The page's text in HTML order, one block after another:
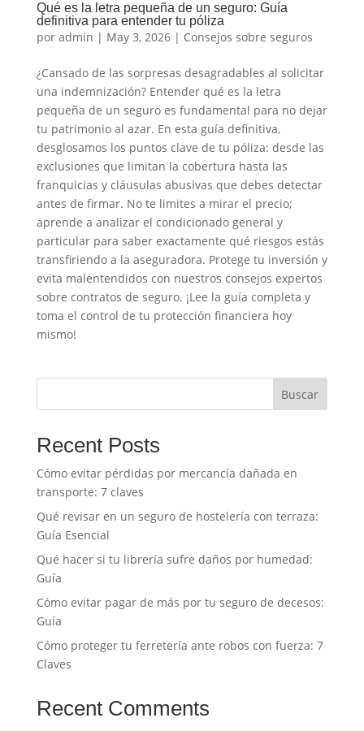
Qué es la letra pequeña de un seguro: Guía
definitiva para entender tu póliza
por admin | May 3, 2026| Consejos sobre seguros
¿Cansado de las sorpresas desagradables al solicitar
una indemnización? Entender qué es la letra
pequeña de un seguro es fundamental para no dejar
tu patrimonio al azar. En esta guía definitiva,
desglosamos los puntos clave de tu póliza: desde las
exclusiones que limitan la cobertura hasta las
franquicias y cláusulas abusivas que debes detectar
antes de firmar. No te limites a mirar el precio;
aprende a analizar el condicionado general y
particular para saber exactamente qué riesgos estás
transfiriendo a la aseguradora. Protege tu inversión y
evita malentendidos con nuestros consejos expertos
sobre contratos de seguro. ¡Lee la guía completa y
toma el control de tu protección financiera hoy
mismo!
Buscar
Recent Posts
Cómo evitar pérdidas por mercancía dañada en
transporte: 7 claves
Qué revisar en un seguro de hostelería con terraza:
Guía Esencial
Qué hacer si tu librería sufre daños por humedad:
Guía
Cómo evitar pagar de más por tu seguro de decesos:
Guía
Cómo proteger tu ferretería ante robos con fuerza: 7
Claves
Recent Comments